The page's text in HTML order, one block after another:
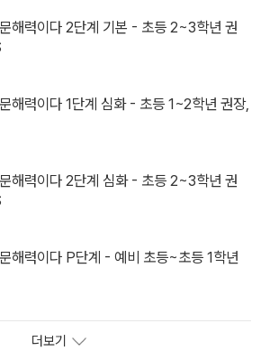
해력이다 2단계 기본 - 초등 2~3학년 권
해력이다 1단계 심화 - 초등 1~2학년 권장,
해력이다 2단계 심화 - 초등 2~3학년 권
해력이다 P단계 - 예비 초등~초등 1학년
더보기